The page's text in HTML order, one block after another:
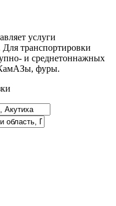
услуги
Для транспортировки
и среднетоннажных
фуры.